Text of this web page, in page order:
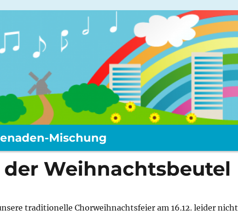
Mischung
der Weihnachtsbeutel
traditionelle Chorweihnachtsfeier am 16.12.leider nicht